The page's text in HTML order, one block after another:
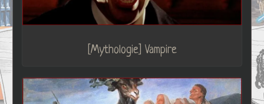
[Mythologie] Vampire